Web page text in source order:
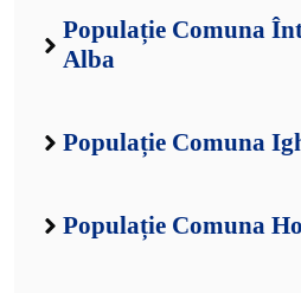
Populație Comuna
Alba
Populație Comuna
Populație Comuna